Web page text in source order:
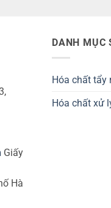
Giấy
Hà
DANH MỤC
Hóa chất tẩy
Hóa chất xử